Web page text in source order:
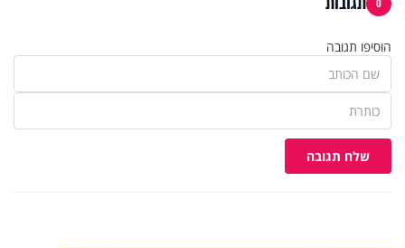
0
הוסיפו תגובה
שלח תגובה